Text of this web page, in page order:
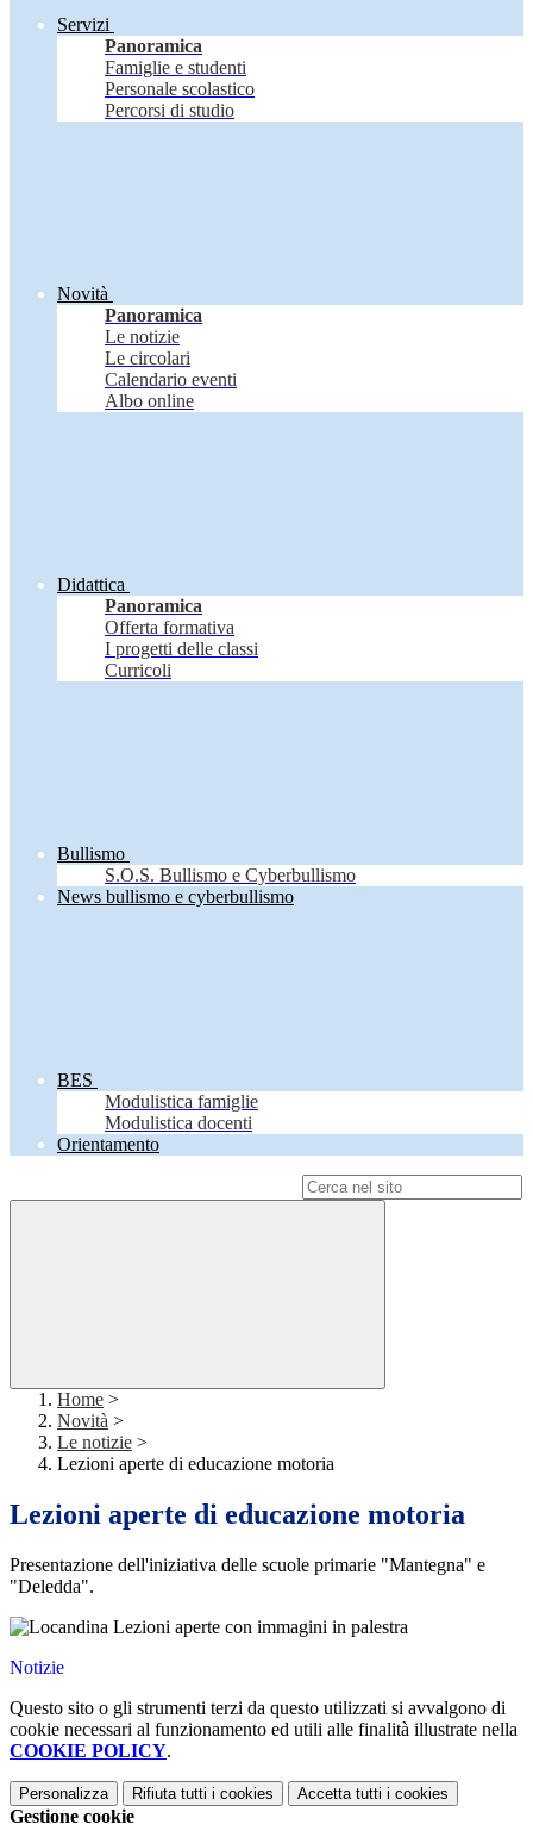
Servizi
Panoramica
Famiglie e studenti
Personale scolastico
Percorsi di studio
Novità
Panoramica
Le notizie
Le circolari
Calendario eventi
Albo online
Didattica
Panoramica
Offerta formativa
I progetti delle classi
Curricoli
Bullismo
S.O.S. Bullismo e Cyberbullismo
News bullismo e cyberbullismo
BES
Modulistica famiglie
Modulistica docenti
Orientamento
Home >
Novità >
Le notizie >
Lezioni aperte di educazione motoria
Lezioni aperte di educazione motoria
Presentazione dell'iniziativa delle scuole primarie "Mantegna" e
"Deledda".
Notizie
Questo sito o gli strumenti terzi da questo utilizzati si avvalgono di
cookie necessari al funzionamento ed utili alle finalità illustrate nella
COOKIE POLICY.
Personalizza Rifiuta tutti i cookies Accetta tutti i cookies
Gestione cookie